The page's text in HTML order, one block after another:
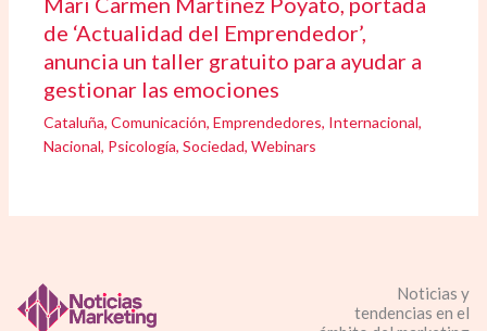
de ‘Actualidad del Emprendedor’,
anuncia un taller gratuito para ayudar a
gestionar las emociones
Cataluña,Comunicación,Emprendedores, Internacional,
Nacional, Psicología,Sociedad,Webinars
Noticias y
tendencias en el